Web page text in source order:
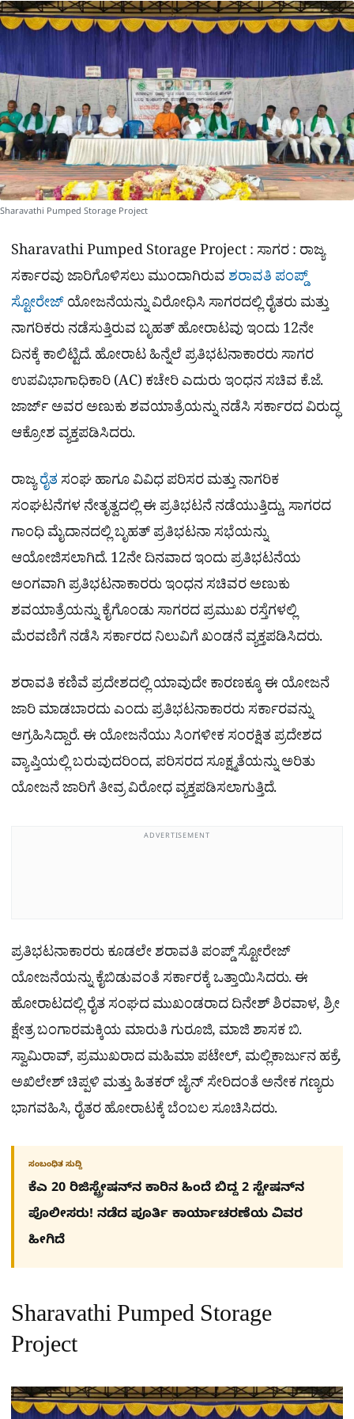
p
p
o
k
a
m
a
r
e
Sharavathi Pumped Storage Project
Sharavathi Pumped Storage Project : ಸಾಗರ : ರಾಜ್ಯ
ಸರ್ಕಾರವು ಜಾರಿಗೊಳಿಸಲು ಮುಂದಾಗಿರುವ ಶರಾವತಿ ಪಂಪ್ಡ್
ಸ್ಟೋರೇಜ್ಯೋಜನೆಯನ್ನು ವಿರೋಧಿಸಿ ಸಾಗರದಲ್ಲಿ ರೈತರು ಮತ್ತು
ನಾಗರಿಕರು ನಡೆಸುತ್ತಿರುವ ಬೃಹತ್ ಹೋರಾಟವು ಇಂದು 12ನೇ
ದಿನಕ್ಕೆ ಕಾಲಿಟ್ಟಿದೆ. ಹೋರಾಟ ಹಿನ್ನೆಲೆ ಪ್ರತಿಭಟನಾಕಾರರು ಸಾಗರ
ಉಪವಿಭಾಗಾಧಿಕಾರಿ (AC) ಕಚೇರಿ ಎದುರು ಇಂಧನ ಸಚಿವ ಕೆ.ಜೆ.
ಜಾರ್ಜ್ ಅವರ ಅಣುಕು ಶವಯಾತ್ರೆಯನ್ನು ನಡೆಸಿ ಸರ್ಕಾರದ ವಿರುದ್ಧ
ಆಕ್ರೋಶ ವ್ಯಕ್ತಪಡಿಸಿದರು.
ರಾಜ್ಯರೈತ ಸಂಘ ಹಾಗೂ ವಿವಿಧ ಪರಿಸರ ಮತ್ತು ನಾಗರಿಕ
ಸಂಘಟನೆಗಳ ನೇತೃತ್ವದಲ್ಲಿ ಈ ಪ್ರತಿಭಟನೆ ನಡೆಯುತ್ತಿದ್ದು, ಸಾಗರದ
ಗಾಂಧಿ ಮೈದಾನದಲ್ಲಿ ಬೃಹತ್ ಪ್ರತಿಭಟನಾ ಸಭೆಯನ್ನು
ಆಯೋಜಿಸಲಾಗಿದೆ. 12ನೇ ದಿನವಾದ ಇಂದು ಪ್ರತಿಭಟನೆಯ
ಅಂಗವಾಗಿ ಪ್ರತಿಭಟನಾಕಾರರು ಇಂಧನ ಸಚಿವರ ಅಣುಕು
ಶವಯಾತ್ರೆಯನ್ನು ಕೈಗೊಂಡು ಸಾಗರದ ಪ್ರಮುಖ ರಸ್ತೆಗಳಲ್ಲಿ
ಮೆರವಣಿಗೆ ನಡೆಸಿ ಸರ್ಕಾರದ ನಿಲುವಿಗೆ ಖಂಡನೆ ವ್ಯಕ್ತಪಡಿಸಿದರು.
ಶರಾವತಿ ಕಣಿವೆ ಪ್ರದೇಶದಲ್ಲಿ ಯಾವುದೇ ಕಾರಣಕ್ಕೂ ಈ ಯೋಜನೆ
ಜಾರಿ ಮಾಡಬಾರದು ಎಂದು ಪ್ರತಿಭಟನಾಕಾರರು ಸರ್ಕಾರವನ್ನು
ಆಗ್ರಹಿಸಿದ್ದಾರೆ. ಈ ಯೋಜನೆಯು ಸಿಂಗಳೀಕ ಸಂರಕ್ಷಿತ ಪ್ರದೇಶದ
ವ್ಯಾಪ್ತಿಯಲ್ಲಿ ಬರುವುದರಿಂದ, ಪರಿಸರದ ಸೂಕ್ಷ್ಮತೆಯನ್ನು ಅರಿತು
ಯೋಜನೆ ಜಾರಿಗೆ ತೀವ್ರ ವಿರೋಧ ವ್ಯಕ್ತಪಡಿಸಲಾಗುತ್ತಿದೆ.
ADVERTISEMENT
ಪ್ರತಿಭಟನಾಕಾರರು ಕೂಡಲೇ ಶರಾವತಿ ಪಂಪ್ಡ್ ಸ್ಟೋರೇಜ್
ಯೋಜನೆಯನ್ನು ಕೈಬಿಡುವಂತೆ ಸರ್ಕಾರಕ್ಕೆ ಒತ್ತಾಯಿಸಿದರು. ಈ
ಹೋರಾಟದಲ್ಲಿ ರೈತ ಸಂಘದ ಮುಖಂಡರಾದ ದಿನೇಶ್ ಶಿರವಾಳ, ಶ್ರೀ
ಕ್ಷೇತ್ರ ಬಂಗಾರಮಕ್ಕಿಯ ಮಾರುತಿ ಗುರೂಜಿ, ಮಾಜಿ ಶಾಸಕ ಬಿ.
ಸ್ವಾಮಿರಾವ್, ಪ್ರಮುಖರಾದ ಮಹಿಮಾ ಪಟೇಲ್, ಮಲ್ಲಿಕಾರ್ಜುನ ಹಕ್ರೆ,
ಅಖಿಲೇಶ್ ಚಿಪ್ಪಳಿ ಮತ್ತು ಹಿತಕರ್ ಜೈನ್ ಸೇರಿದಂತೆ ಅನೇಕ ಗಣ್ಯರು
ಭಾಗವಹಿಸಿ, ರೈತರ ಹೋರಾಟಕ್ಕೆ ಬೆಂಬಲ ಸೂಚಿಸಿದರು.
ಸಂಬಂಧಿತ ಸುದ್ದಿ
ಕೆಎ 20 ರಿಜಿಸ್ಟ್ರೇಷನ್​ನ ಕಾರಿನ ಹಿಂದೆ ಬಿದ್ದ 2 ಸ್ಟೇಷನ್​ನ
ಪೊಲೀಸರು! ನಡೆದ ಪೂರ್ತಿ ಕಾರ್ಯಾಚರಣೆಯ ವಿವರ
ಹೀಗಿದೆ
Sharavathi Pumped Storage
Project